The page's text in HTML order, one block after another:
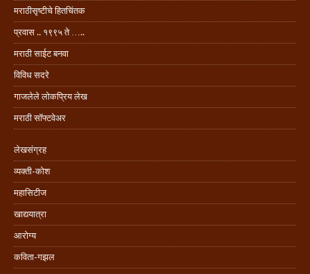
मराठीसृष्टीचे हितचिंतक
प्रवास .. १९९५ ते …..
मराठी साईट बनवा
विविध सदरे
गाजलेले लोकप्रिय लेख
मराठी सॉफ्टवेअर
लेखसंग्रह
व्यक्ती-कोश
महासिटीज
खाद्ययात्रा
आरोग्य
कविता-गझल